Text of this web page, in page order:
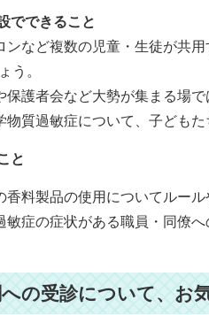
でできること
など複数の児童・生徒が共用
う。
護者会など大勢が集まる場で
質過敏症について、子どもた
と
料製品の使用についてルール
症の症状がある職員・同僚へ
の受診について、お